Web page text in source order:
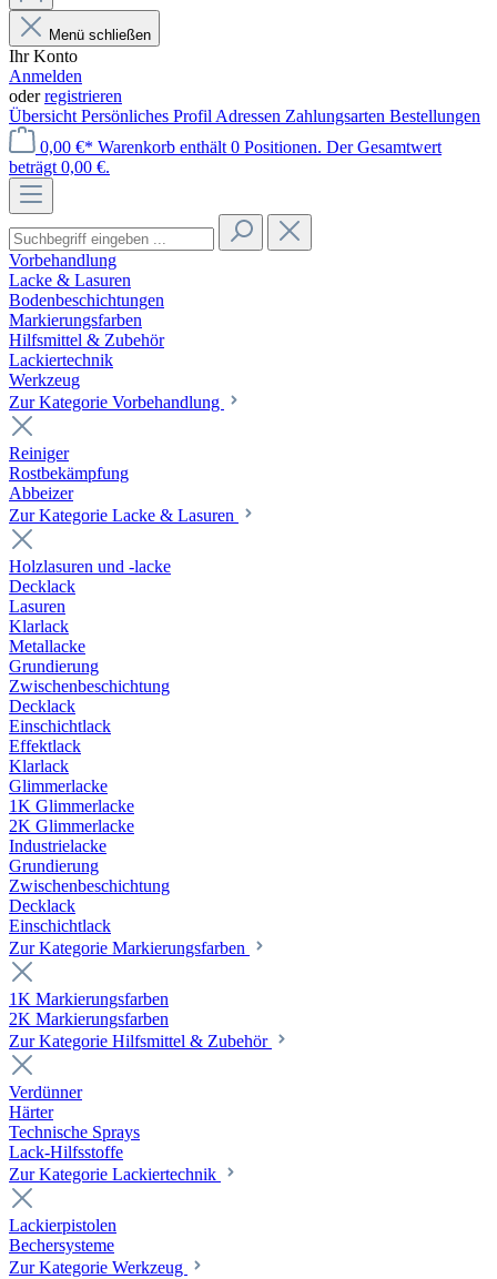
Menü schließen
Ihr Konto
Anmelden
oderregistrieren
Übersicht Persönliches Profil Adressen Zahlungsarten Bestellungen
0,00 €* Warenkorb enthält 0 Positionen. Der Gesamtwert
beträgt 0,00 €.
Vorbehandlung
Lacke & Lasuren
Bodenbeschichtungen
Markierungsfarben
Hilfsmittel & Zubehör
Lackiertechnik
Werkzeug
Zur Kategorie Vorbehandlung
Reiniger
Rostbekämpfung
Abbeizer
Zur Kategorie Lacke & Lasuren
Holzlasuren und -lacke
Decklack
Lasuren
Klarlack
Metallacke
Grundierung
Zwischenbeschichtung
Decklack
Einschichtlack
Effektlack
Klarlack
Glimmerlacke
1K Glimmerlacke
2K Glimmerlacke
Industrielacke
Grundierung
Zwischenbeschichtung
Decklack
Einschichtlack
Zur Kategorie Markierungsfarben
1K Markierungsfarben
2K Markierungsfarben
Zur Kategorie Hilfsmittel & Zubehör
Verdünner
Härter
Technische Sprays
Lack-Hilfsstoffe
Zur Kategorie Lackiertechnik
Lackierpistolen
Bechersysteme
Zur Kategorie Werkzeug